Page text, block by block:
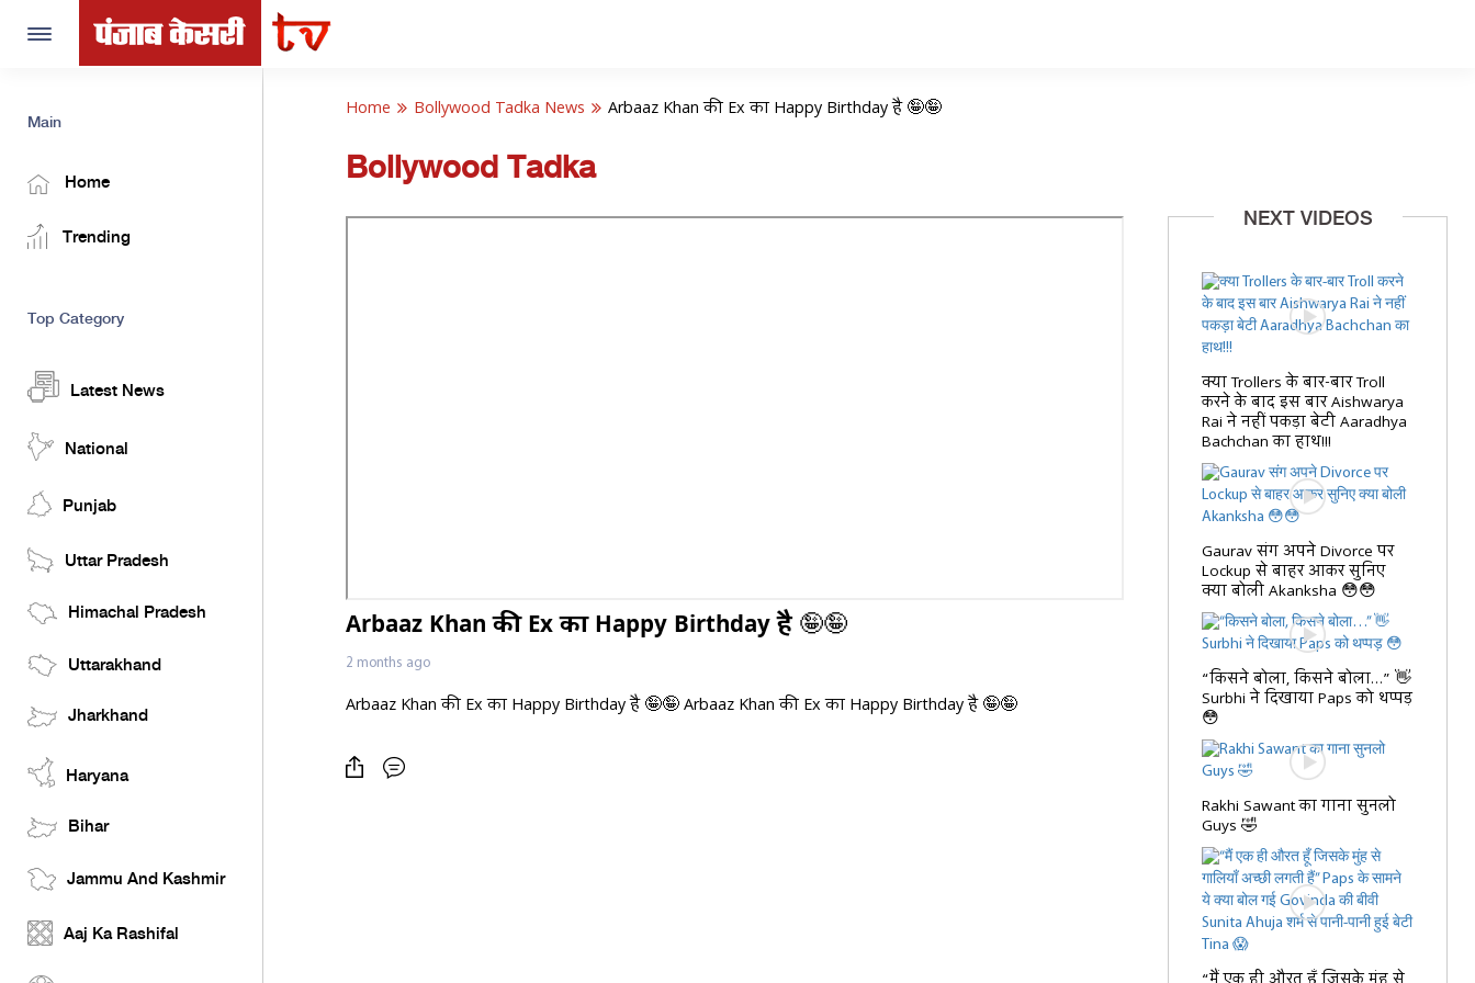
Toggle
Main
Home
Trending
Top Category
Latest News
National
Punjab
Uttar Pradesh
Himachal Pradesh
Uttarakhand
Jharkhand
Haryana
Bihar
Jammu And Kashmir
Aaj Ka Rashifal
Home Bollywood Tadka News Arbaaz Khan की Ex का Happy Birthday है 🤪🤪
Bollywood Tadka
Arbaaz Khan की Ex का Happy Birthday है 🤪🤪
2 months ago
Arbaaz Khan की Ex का Happy Birthday है 🤪🤪 Arbaaz Khan की Ex का Happy Birthday है 🤪🤪
NEXT VIDEOS
क्या Trollers के बार-बार Troll
करने के बाद इस बार Aishwarya
Rai ने नहीं पकड़ा बेटी Aaradhya
Bachchan का हाथ!!!
Gaurav संग अपने Divorce पर
Lockup से बाहर आकर सुनिए
क्या बोली Akanksha 😳😳
“किसने बोला, किसने बोला…” 👋
Surbhi ने दिखाया Paps को थप्पड़
😳
Rakhi Sawant का गाना सुनलो
Guys 🤣